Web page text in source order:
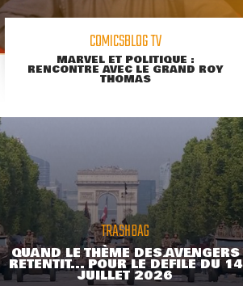
COMICSBLOG TV
MARVEL ET POLITIQUE :
RENCONTRE AVEC LE GRAND ROY
THOMAS
TRASHBAG
QUAND LE THÈME DES AVENGERS
RETENTIT... POUR LE DÉFILÉ DU 14
JUILLET 2026